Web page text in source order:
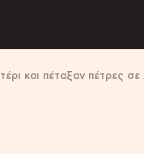
και πέταξαν πέτρες